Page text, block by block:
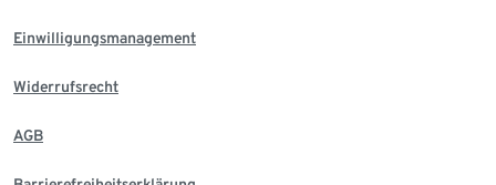
Einwilligungsmanagement
Widerrufsrecht
AGB